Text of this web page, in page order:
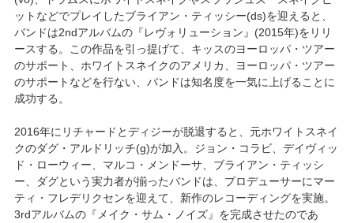
ットなどでプレイしたブライアン・ティッシー(ds)を迎えると、
バンドは2ndアルバムの『レヴォリューション』(2015年)をリリ
ースする。この作品を引っ提げて、キッスのヨーロッパ・ツアー
のサポート、ホワイトスネイクのアメリカ、ヨーロッパ・ツアー
のサポートなどを行ない、バンドは知名度を一気に上げることに
成功する。
2016年にリチャードとディジーが脱退すると、元ホワイトスネイ
クのダグ・アルドリッチ(g)が加入。ジョン・コラビ、デイヴィッ
ド・ローウィー、マルコ・メンドーサ、ブライアン・ティッシ
ー、ダグという実力者が揃ったバンドは、プロデューサーにマー
ティ・フレデリクセンを迎えて、新作のレコーディングを実施。
3rdアルバムの『メイク・サム・ノイズ』を完成させたのであ